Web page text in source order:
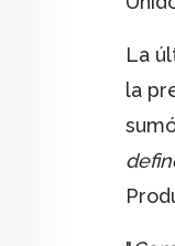
La
la